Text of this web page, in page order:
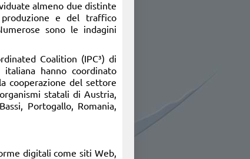
almeno due distinte
e del traffico
sono le indagini
Coalition (IPC³) di
hanno coordinato
cooperazione del settore
statali di Austria,
Portogallo, Romania,
digitali come siti Web,